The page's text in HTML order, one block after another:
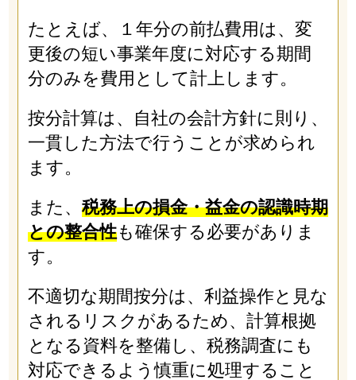
たとえば、１年分の前払費用は、変
更後の短い事業年度に対応する期間
分のみを費用として計上します。
按分計算は、自社の会計方針に則り、
一貫した方法で行うことが求められ
ます。
また、 税務上の損金・益金の認識時期
との整合性も確保する必要がありま
す。
不適切な期間按分は、利益操作と見な
されるリスクがあるため、計算根拠
となる資料を整備し、税務調査にも
対応できるよう慎重に処理すること